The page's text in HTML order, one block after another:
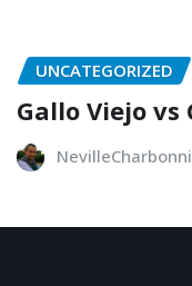
UNCATEGORIZED
Gallo Viejo vs